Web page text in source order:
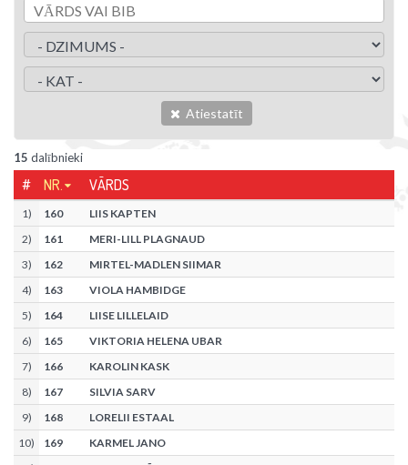
Atiestatīt
15 dalībnieki
# NR. VĀRDS
1) 160
LIIS KAPTEN
2) 161
MERI-LILL PLAGNAUD
3) 162
MIRTEL-MADLEN SIIMAR
4) 163
VIOLA HAMBIDGE
5) 164
LIISE LILLELAID
6) 165
VIKTORIA HELENA UBAR
7) 166
KAROLIN KASK
8) 167
SILVIA SARV
9) 168
LORELII ESTAAL
10) 169
KARMEL JANO